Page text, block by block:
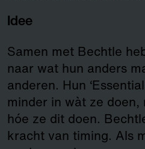
Idee
Samen met Bechtle
naar wat hun anders
anderen. Hun
minder in wàt ze doen,
hóe ze dit doen.
kracht van timing. Als